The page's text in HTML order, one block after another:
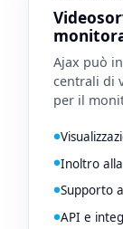
Ajax può
centrali di
per il
Inoltro
Supporto
API e